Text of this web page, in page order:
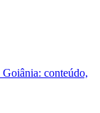
Goiânia: conteúdo,